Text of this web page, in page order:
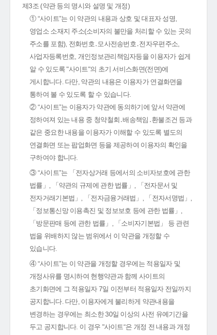
제3조 (약관 등의 명시와 설명 및 개정)
① “사이트”는 이 약관의 내용과 상호 및 대표자 성명,
영업소 소재지 주소(소비자의 불만을 처리할 수 있는 곳의
주소를 포함), 전화번호․모사전송번호․전자우편주소,
사업자등록번호, 개인정보관리책임자등을 이용자가 쉽게
알 수 있도록 "사이트"의 초기 서비스화면(전면)에
게시합니다. 다만, 약관의 내용은 이용자가 연결화면을
통하여 볼 수 있도록 할 수 있습니다.
② “사이트”는 이용자가 약관에 동의하기에 앞서 약관에
정하여져 있는 내용 중 청약철회․배송책임․환불조건 등과
같은 중요한 내용을 이용자가 이해할 수 있도록 별도의
연결화면 또는 팝업화면 등을 제공하여 이용자의 확인을
구하여야 합니다.
③ “사이트”는 「전자상거래 등에서의 소비자보호에 관한
법률」, 「약관의 규제에 관한 법률」, 「전자문서 및
전자거래기본법」, 「전자금융거래법」, 「전자서명법」,
「정보통신망 이용촉진 및 정보보호 등에 관한 법률」,
「방문판매 등에 관한 법률」, 「소비자기본법」 등 관련
법을 위배하지 않는 범위에서 이 약관을 개정할 수
있습니다.
④ “사이트”는 이 약관을 개정할 경우에는 적용일자 및
개정사유를 명시하여 현행약관과 함께 사이트의
초기화면에 그 적용일자 7일 이전부터 적용일자 전일까지
공지합니다. 다만, 이용자에게 불리하게 약관내용을
변경하는 경우에는 최소한 30일 이상의 사전 유예기간을
두고 공지합니다. 이 경우 "사이트“은 개정 전 내용과 개정